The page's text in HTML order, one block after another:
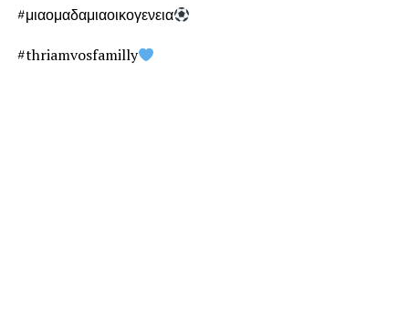
#μιαομαδαμιαοικογενεια
#thriamvosfamilly